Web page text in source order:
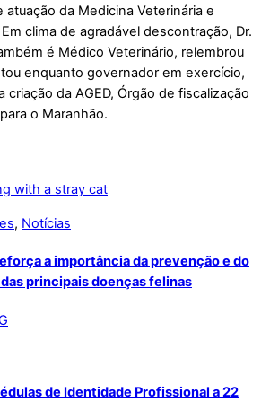
atuação da Medicina Veterinária e
clima de agradável descontração, Dr.
é Médico Veterinário, relembrou
enquanto governador em exercício,
criação da AGED, Órgão de fiscalização
o Maranhão.
, Notícias
a importância da prevenção e do
principais doenças felinas
de Identidade Profissional a 22